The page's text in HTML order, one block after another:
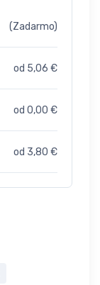
(Zadarmo)
od 5,06 €
od 0,00 €
od 3,80 €